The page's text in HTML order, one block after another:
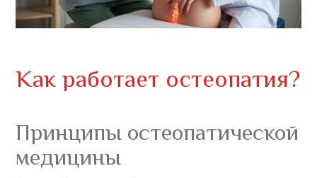
Как работает остеопатия?
Принципы остеопатической
медицины